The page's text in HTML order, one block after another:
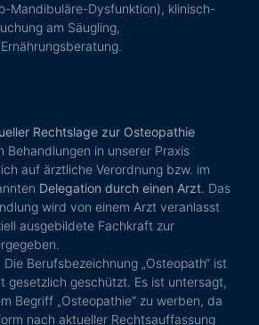
Mandibuläre-Dysfunktion), klinisch-
am Säugling,
Rechtslage zur Osteopathie
Behandlungen in unserer Praxis
auf ärztliche Verordnung bzw. im
Delegation durch einen Arzt. Das
wird von einem Arzt veranlasst
ausgebildete Fachkraft zur
Berufsbezeichnung „Osteopath“ ist
gesetzlich geschützt. Es ist untersagt,
Begriff „Osteopathie“ zu werben, da
nach aktueller Rechtsauffassung